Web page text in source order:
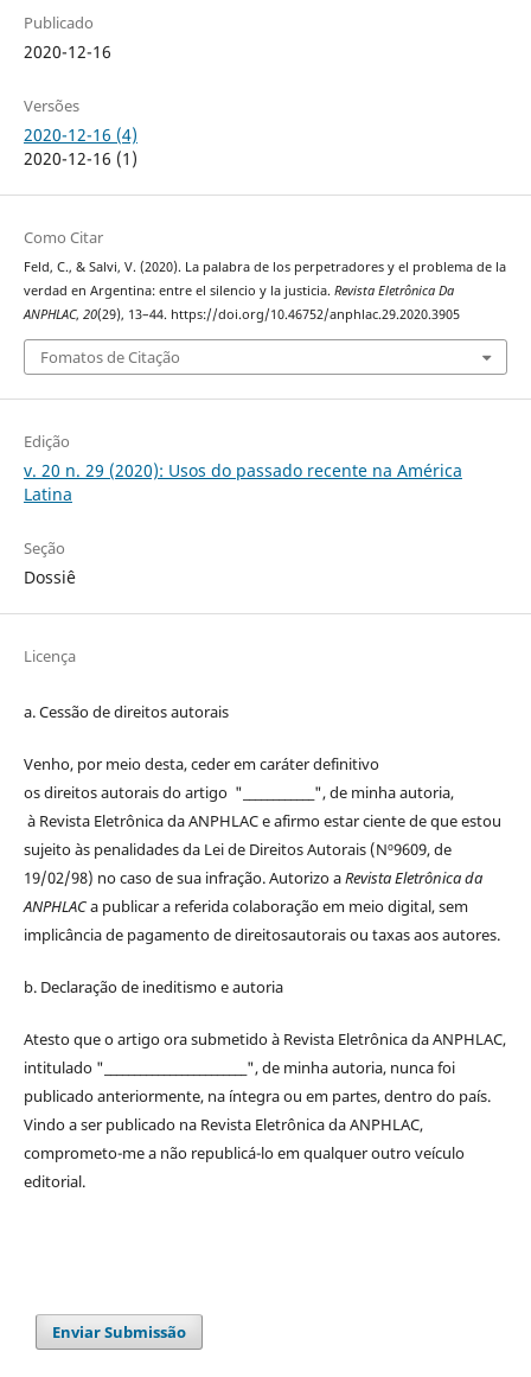
Publicado
2020-12-16
Versões
2020-12-16 (4)
2020-12-16 (1)
Como Citar
Feld, C., & Salvi, V. (2020). La palabra de los perpetradores y el problema de la
verdad en Argentina: entre el silencio y la justicia. Revista Eletrônica Da
ANPHLAC, 20(29), 13–44. https://doi.org/10.46752/anphlac.29.2020.3905
Fomatos de Citação
Edição
v. 20 n. 29 (2020): Usos do passado recente na América
Latina
Seção
Dossiê
Licença
a. Cessão dedireitosautorais
Venho, por meio desta, ceder em caráter definitivo
osdireitosautoraisdo artigo "____________", de minha autoria,
à Revista Eletrônica da ANPHLACe afirmo estar ciente de que estou
sujeito às penalidades da Lei de DireitosAutorais(Nº9609, de
19/02/98) no caso de sua infração. Autorizo aRevista Eletrônica da
ANPHLACa publicar a referida colaboração em meio digital, sem
implicância de pagamento dedireitosautoraisou taxas aos autores.
b. Declaração de ineditismo e autoria
Atesto que o artigo ora submetido à Revista Eletrônica da ANPHLAC,
intitulado "________________________", de minha autoria, nunca foi
publicado anteriormente, na íntegra ou em partes, dentrodo país.
Vindo a ser publicado na Revista Eletrônica da ANPHLAC,
comprometo-me a não republicá-lo em qualquer outro veículo
editorial.
Enviar Submissão